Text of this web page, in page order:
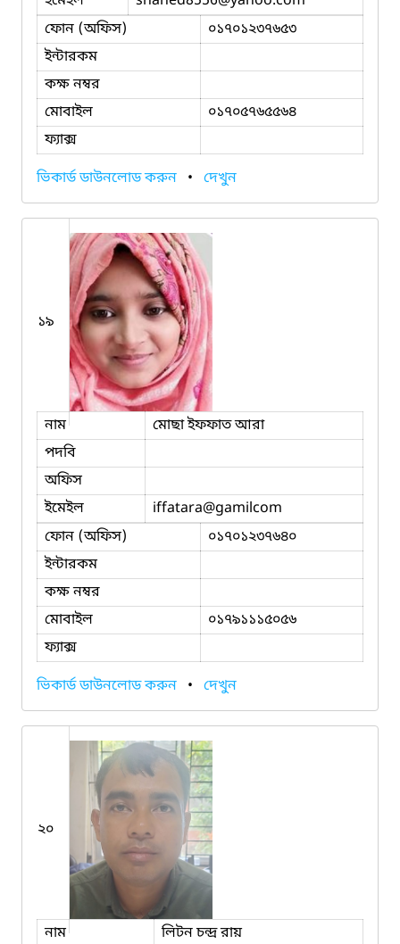
ফোন (অফিস)
০১৭০১২৩৭৬৫৩
ইন্টারকম
কক্ষ নম্বর
মোবাইল
০১৭০৫৭৬৫৫৬৪
ফ্যাক্স
ভিকার্ড ডাউনলোড করুন • দেখুন
১৯
নাম
মোছা ইফফাত আরা
পদবি
অফিস
ইমেইল
iffatara@gamilcom
ফোন (অফিস)
০১৭০১২৩৭৬৪০
ইন্টারকম
কক্ষ নম্বর
মোবাইল
০১৭৯১১১৫০৫৬
ফ্যাক্স
ভিকার্ড ডাউনলোড করুন • দেখুন
২০
নাম
লিটন চন্দ্র রায়